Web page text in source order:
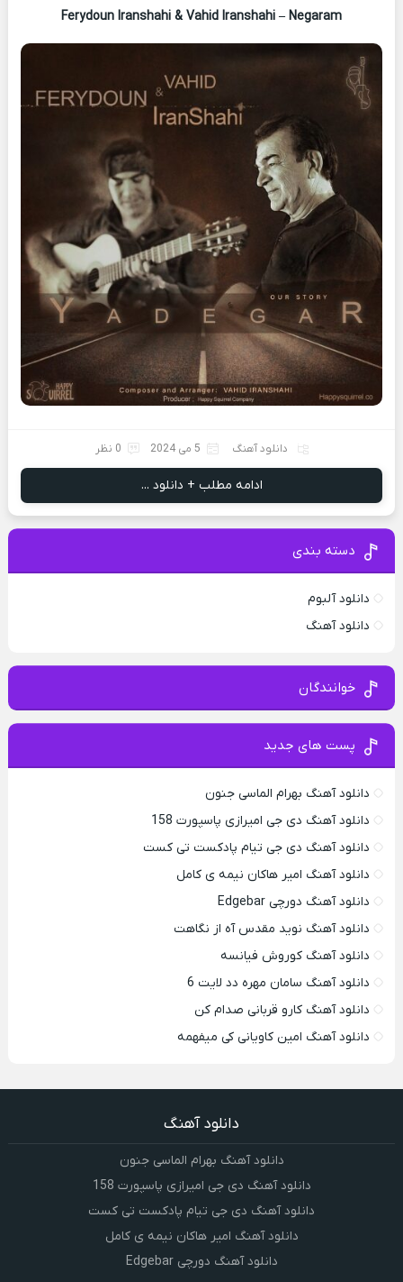
Ferydoun Iranshahi & Vahid Iranshahi – Negaram
دانلود آهنگ 5 می 2024 0 نظر
ادامه مطلب + دانلود ...
دسته بندی
دانلود آلبوم
دانلود آهنگ
خوانندگان
پست های جدید
دانلود آهنگ بهرام الماسی جنون
دانلود آهنگ دی جی امیرازی پاسپورت 158
دانلود آهنگ دی جی تیام پادکست تی کست
دانلود آهنگ امیر هاکان نیمه ی کامل
دانلود آهنگ دورچی Edgebar
دانلود آهنگ نوید مقدس آه از نگاهت
دانلود آهنگ کوروش فیانسه
دانلود آهنگ سامان مهره دد لایت 6
دانلود آهنگ کارو قربانی صدام کن
دانلود آهنگ امین کاویانی کی میفهمه
دانلود آهنگ
دانلود آهنگ بهرام الماسی جنون
دانلود آهنگ دی جی امیرازی پاسپورت 158
دانلود آهنگ دی جی تیام پادکست تی کست
دانلود آهنگ امیر هاکان نیمه ی کامل
دانلود آهنگ دورچی Edgebar